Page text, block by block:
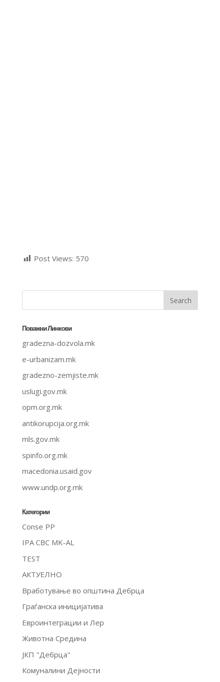
Post Views: 570
Поважни Линкови
gradezna-dozvola.mk
e-urbanizam.mk
gradezno-zemjiste.mk
uslugi.gov.mk
opm.org.mk
antikorupcija.org.mk
mls.gov.mk
spinfo.org.mk
macedonia.usaid.gov
www.undp.org.mk
Категории
Conse PP
IPA CBC MK-AL
TEST
АКТУЕЛНО
Вработување во општина Дебрца
Граѓанска иницијатива
Евроинтеграции и Лер
Животна Средина
ЈКП "Дебрца"
Комуналини Дејности